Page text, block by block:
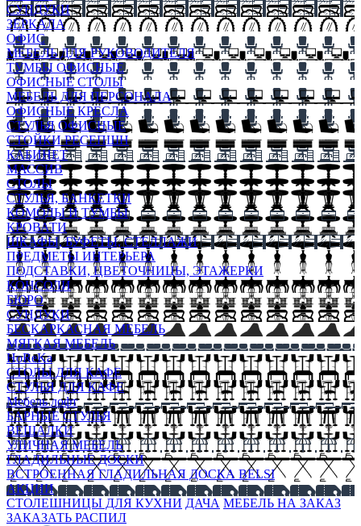
СУНДУКИ
ЗЕРКАЛА
ОФИС
МЕБЕЛЬ ДЛЯ РУКОВОДИТЕЛЯ
ТУМБЫ ОФИСНЫЕ
ОФИСНЫЕ СТОЛЫ
МЕБЕЛЬ ДЛЯ ПЕРСОНАЛА
ОФИСНЫЕ КРЕСЛА
СТУЛЬЯ ОФИСНЫЕ
СТОЙКИ РЕСЕПШН
КАБИНЕТ
МАССИВ
СТОЛЫ
СТУЛЬЯ, БАНКЕТКИ
КОМОДЫ И ТУМБЫ
КРОВАТИ
ШКАФЫ, БУФЕТЫ, СТЕЛЛАЖИ
ПРЕДМЕТЫ ИНТЕРЬЕРА
ПОДСТАВКИ, ЦВЕТОЧНИЦЫ, ЭТАЖЕРКИ
КОНСОЛИ
БЮРО
СУНДУКИ
БЕСКАРКАСНАЯ МЕБЕЛЬ
МЯГКАЯ МЕБЕЛЬ
HoReKa
СТОЛЫ ДЛЯ КАФЕ
СТУЛЬЯ ДЛЯ КАФЕ
Мебель лофт
БАРНЫЕ СТУЛЬЯ
ВЕШАЛКИ
УЛИЧНАЯ МЕБЕЛЬ
ГЛАДИЛЬНЫЕ ДОСКИ
ВСТРОЕННАЯ ГЛАДИЛЬНАЯ ДОСКА BELSI
АКЦИИ
СТОЛЕШНИЦЫ ДЛЯ КУХНИ ДАЧА МЕБЕЛЬ НА ЗАКАЗ
ЗАКАЗАТЬ РАСПИЛ